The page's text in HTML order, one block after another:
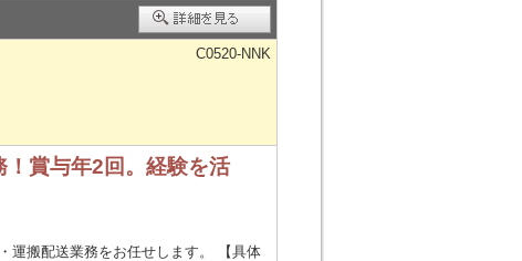
C0520-NNK
！賞与年2回。経験を活
運搬配送業務をお任せします。 【具体